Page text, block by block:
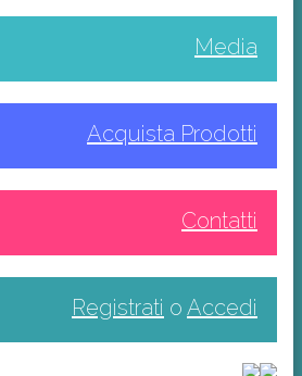
Media
Acquista Prodotti
Contatti
Registrati o Accedi